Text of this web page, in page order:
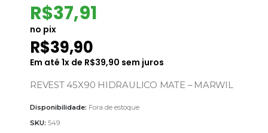
R$37,91
no pix
R$39,90
Em até 1x de R$39,90 sem juros
REVEST 45X90 HIDRAULICO MATE – MARWIL
Disponibilidade: Fora de estoque
SKU: 549